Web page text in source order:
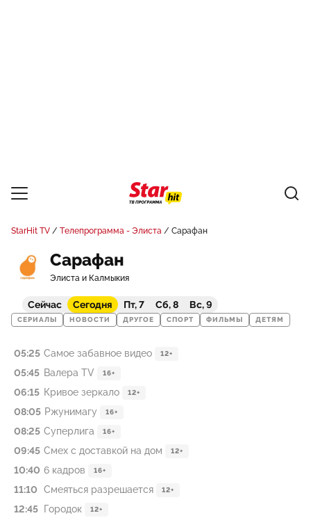
StarHit TV Телепрограмма - Элиста Сарафан
Сарафан
Элиста и Калмыкия
Сейчас Сегодня Пт, 7 Сб, 8 Вс, 9
СЕРИАЛЫ НОВОСТИ ДРУГОЕ СПОРТ ФИЛЬМЫ ДЕТЯМ
05:25 Самое забавное видео 12+
05:45 Валера TV 16+
06:15 Кривое зеркало 12+
08:05 Ржунимагу 16+
08:25 Суперлига 16+
09:45 Смех с доставкой на дом 12+
10:40 6 кадров 16+
11:10 Смеяться разрешается 12+
12:45 Городок 12+